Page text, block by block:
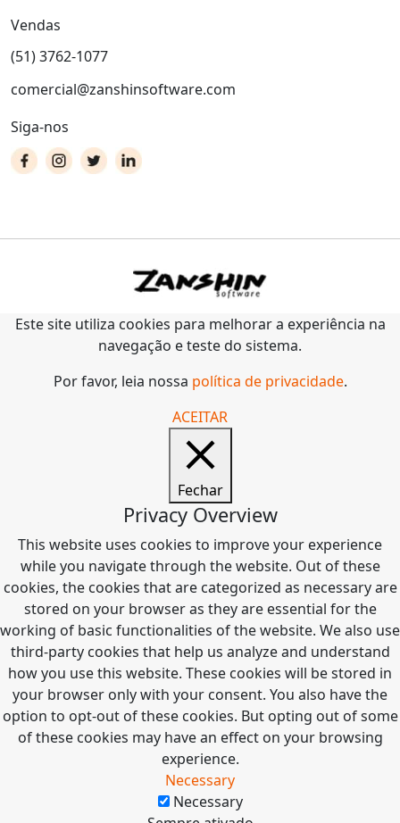
Vendas
(51) 3762-1077
comercial@zanshinsoftware.com
Siga-nos
Este site utiliza cookies para melhorar a experiência na
navegação e teste do sistema.
Por favor, leia nossa política de privacidade.
ACEITAR
Fechar
Privacy Overview
This website uses cookies to improve your experience
while you navigate through the website. Out of these
cookies, the cookies that are categorized as necessary are
stored on your browser as they are essential for the
working of basic functionalities of the website. We also use
third-party cookies that help us analyze and understand
how you use this website. These cookies will be stored in
your browser only with your consent. You also have the
option to opt-out of these cookies. But opting out of some
of these cookies may have an effect on your browsing
experience.
Necessary
Necessary